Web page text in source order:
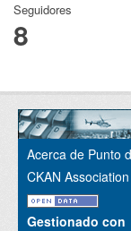
Seguidores
8
Acerca de Punto
CKAN Association
Gestionado con